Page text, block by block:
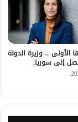
الأولى .. وزيرة الدولة
تصل إلى سوريا.